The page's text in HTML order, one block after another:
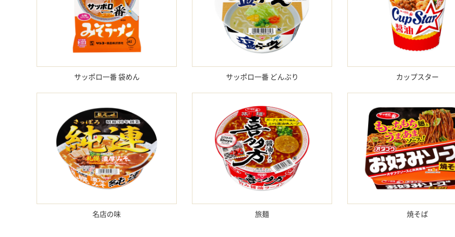
サッポロ一番 袋めん サッポロ一番 どんぶり カップスター
名店の味 旅麺 焼そば